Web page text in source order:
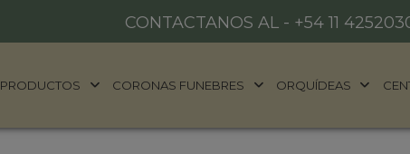
CONTACTANOS AL - +54 11
PRODUCTOS CORONAS FUNEBRES ORQUÍDEAS